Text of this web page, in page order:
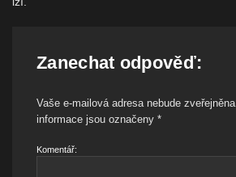
Zanechat odpověď:
Vaše e-mailová adresa nebude zveřejněna.
informace jsou označeny *
Komentář: